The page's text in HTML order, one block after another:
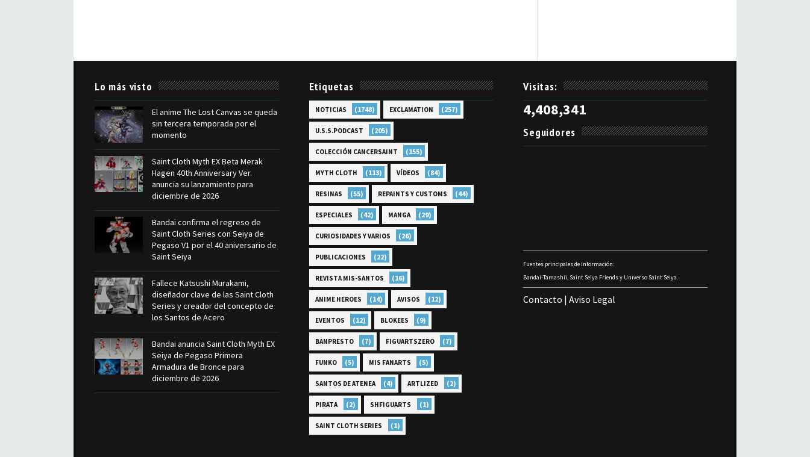
Lo más visto
El anime The Lost Canvas se queda
sin tercera temporada por el
momento
Saint Cloth Myth EX Beta Merak
Hagen 40th Anniversary Ver.
anuncia su lanzamiento para
diciembre de 2026
Bandai confirma el regreso de
Saint Cloth Series con Seiya de
Pegaso V1 por el 40 aniversario de
Saint Seiya
Fallece Katsushi Murakami,
diseñador clave de las Saint Cloth
Series y creador del concepto de
los Santos de Acero
Bandai anuncia Saint Cloth Myth EX
Seiya de Pegaso Primera
Armadura de Bronce para
diciembre de 2026
Etiquetas
NOTICIAS (1748) EXCLAMATION (257)
U.S.S.PODCAST (205)
COLECCIÓN CANCERSAINT (155)
MYTH CLOTH (113) VÍDEOS (84)
RESINAS (55) REPAINTS Y CUSTOMS (44)
ESPECIALES (42) MANGA (29)
CURIOSIDADES Y VARIOS (26)
PUBLICACIONES (22)
REVISTA MIS-SANTOS (16)
ANIME HEROES (14) AVISOS (12)
EVENTOS (12) BLOKEES (9)
BANPRESTO (7) FIGUARTSZERO (7)
FUNKO (5) MIS FANARTS (5)
SANTOS DE ATENEA (4) ARTLIZED (2)
PIRATA (2) SHFIGUARTS (1)
SAINT CLOTH SERIES (1)
Visitas:
4,408,341
Seguidores
Fuentes principales de información:
Bandai-Tamashii, Saint Seiya Friends y Universo Saint Seiya.
Contacto |Aviso Legal